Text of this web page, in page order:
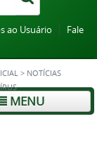
ao Usuário
Fale
> NOTÍCIAS
MENU